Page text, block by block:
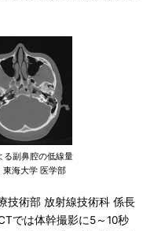
る副鼻腔の低線量
東海大学 医学部
技術部 放射線技術科 係長
では体幹撮影に5～10秒